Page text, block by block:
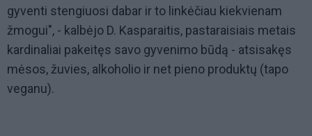
gyventi stengiuosi dabar ir to linkėčiau kiekvienam
žmogui", - kalbėjo D. Kasparaitis, pastaraisiais metais
kardinaliai pakeitęs savo gyvenimo būdą - atsisakęs
mėsos, žuvies, alkoholio ir net pieno produktų (tapo
veganu).